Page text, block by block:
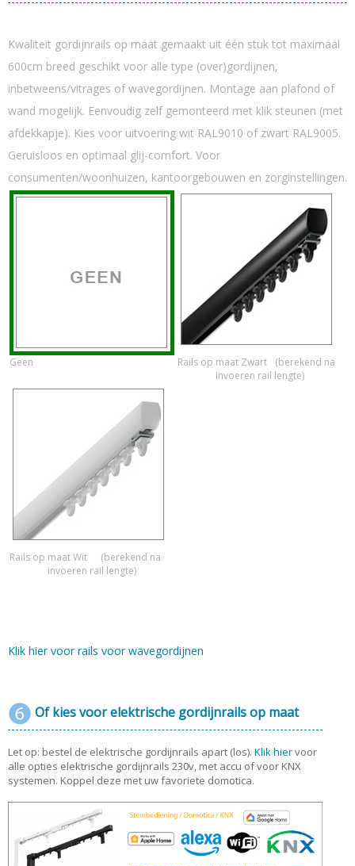
Kwaliteit gordijnrails op maat gemaakt uit één stuk tot maximaal
600cm breed geschikt voor alle type (over)gordijnen,
inbetweens/vitrages of wavegordijnen. Montage aan plafond of
wand mogelijk. Eenvoudig zelf gemonteerd met klik steunen (met
afdekkapje). Kies voor uitvoering wit RAL9010 of zwart RAL9005.
Geruisloos en optimaal glij-comfort. Voor
consumenten/woonhuizen, kantoorgebouwen en zorginstellingen.
Geen Rails op maat Zwart
(berekend na
invoeren rail lengte)
Rails op maat Wit
(berekend na
invoeren rail lengte)
Klik hier voor rails voor wavegordijnen
Of kies voor elektrische gordijnrails op maat
Let op: bestel de elektrische gordijnrails apart (los). Klik hiervoor
alle opties elektrische gordijnrails 230v, met accu of voor KNX
systemen. Koppel deze met uw favoriete domotica.